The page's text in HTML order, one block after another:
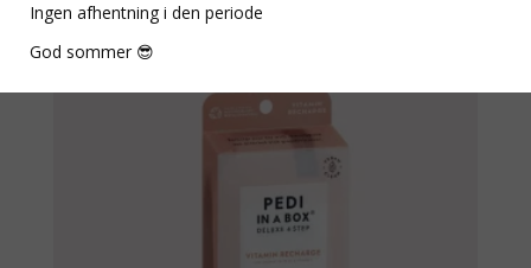
Ingen afhentning i den periode
God sommer 😎